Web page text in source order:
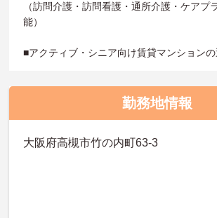
（訪問介護・訪問看護・通所介護・ケアプ
能）
■アクティブ・シニア向け賃貸マンション
勤務地情報
大阪府高槻市竹の内町63-3